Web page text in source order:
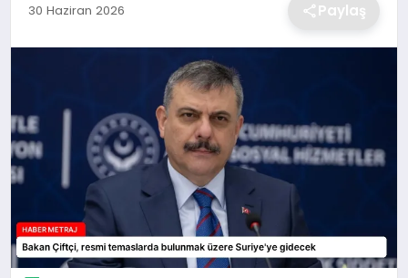
MAGAZİN
SAĞLIK
30 Haziran 2026 Paylaş